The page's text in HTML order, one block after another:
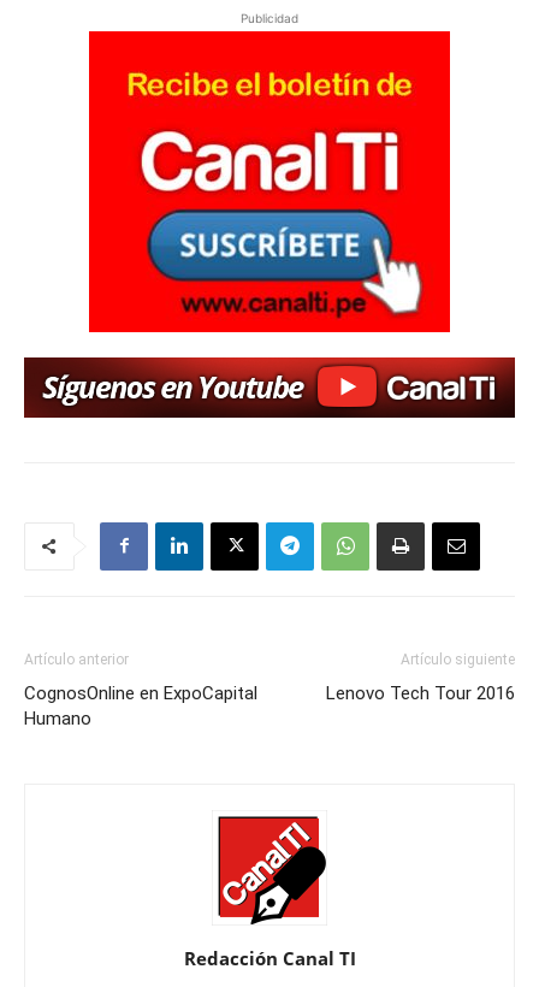
Publicidad
Artículo anterior
CognosOnline en ExpoCapital
Humano
Artículo siguiente
Lenovo Tech Tour 2016
Redacción Canal TI